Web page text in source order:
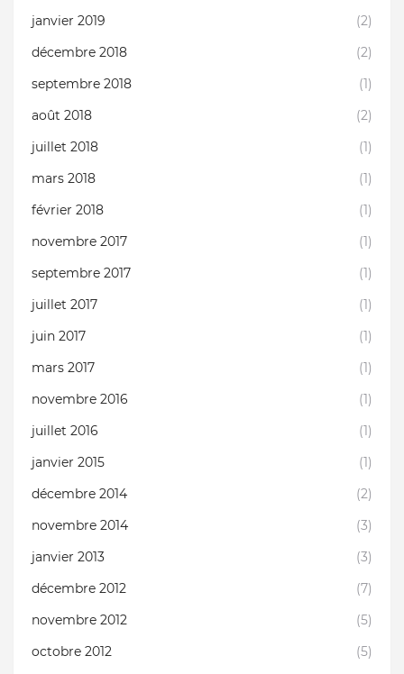
janvier 2019
(2)
décembre 2018
(2)
septembre 2018
(1)
août 2018
(2)
juillet 2018
(1)
mars 2018
(1)
février 2018
(1)
novembre 2017
(1)
septembre 2017
(1)
juillet 2017
(1)
juin 2017
(1)
mars 2017
(1)
novembre 2016
(1)
juillet 2016
(1)
janvier 2015
(1)
décembre 2014
(2)
novembre 2014
(3)
janvier 2013
(3)
décembre 2012
(7)
novembre 2012
(5)
octobre 2012
(5)